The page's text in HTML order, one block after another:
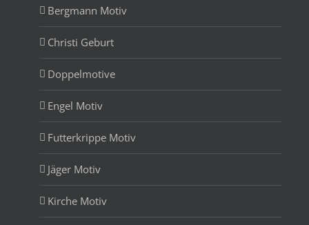
Bergmann Motiv
Christi Geburt
Doppelmotive
Engel Motiv
Futterkrippe Motiv
Jäger Motiv
Kirche Motiv